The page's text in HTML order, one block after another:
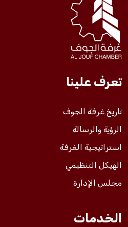
فعاليات الغرفة
فعاليات الجوف
مشاريع الغرفة
تعرف علينا
تاريخ غرفة الجوف
الرؤية والرسالة
استراتيجية الغرفة
الهيكل التنظيمي
مجلس الإدارة
الخدمات